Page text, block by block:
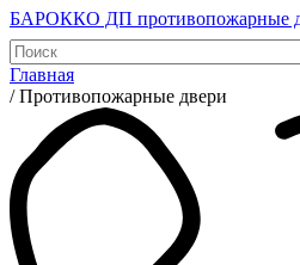
БАРОККО ДП противопожарные
Главная
/ Противопожарные двери